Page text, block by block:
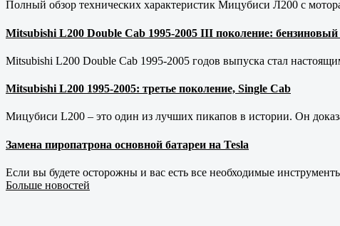
Полный обзор технических характеристик Мицубиси Л200 с
Mitsubishi L200 Double Cab 1995-2005 III поколение:
Mitsubishi L200 Double Cab 1995-2005 годов выпуска стал
Mitsubishi L200 1995-2005: третье поколение, Single Cab
Мицубиси L200 – это один из лучших пикапов в истории. Он
Замена пиропатрона основной батареи на Tesla
Если вы будете осторожны и вас есть все необходимые
Больше новостей